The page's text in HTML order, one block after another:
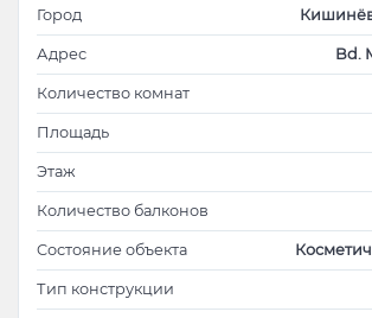
Город
Адрес Bd.
Количество комнат
Площадь
Этаж
Количество балконов
Cостояние объекта
Тип конструкции